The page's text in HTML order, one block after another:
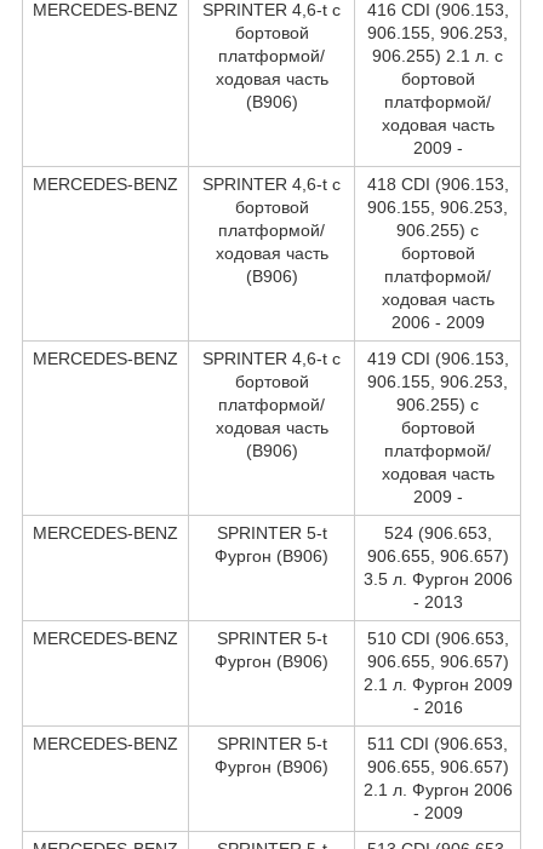
MERCEDES-BENZ
SPRINTER 4,6-t c
бортовой
платформой/
ходовая часть
(B906)
416 CDI (906.153,
906.155, 906.253,
906.255) 2.1 л. c
бортовой
платформой/
ходовая часть
2009 -
MERCEDES-BENZ
SPRINTER 4,6-t c
бортовой
платформой/
ходовая часть
(B906)
418 CDI (906.153,
906.155, 906.253,
906.255) c
бортовой
платформой/
ходовая часть
2006 - 2009
MERCEDES-BENZ
SPRINTER 4,6-t c
бортовой
платформой/
ходовая часть
(B906)
419 CDI (906.153,
906.155, 906.253,
906.255) c
бортовой
платформой/
ходовая часть
2009 -
MERCEDES-BENZ
SPRINTER 5-t
Фургон (B906)
524 (906.653,
906.655, 906.657)
3.5 л. Фургон 2006
- 2013
MERCEDES-BENZ
SPRINTER 5-t
Фургон (B906)
510 CDI (906.653,
906.655, 906.657)
2.1 л. Фургон 2009
- 2016
MERCEDES-BENZ
SPRINTER 5-t
Фургон (B906)
511 CDI (906.653,
906.655, 906.657)
2.1 л. Фургон 2006
- 2009